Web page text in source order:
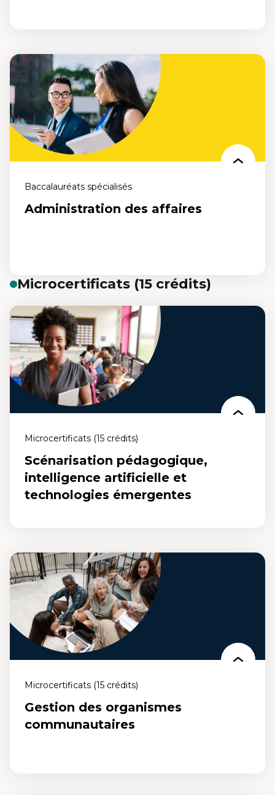
numériques
Un programme conçu pour repenser les modes de
communication. Ose repenser la communication de demain,
maintenant.
Baccalauréats spécialisés
Administration des affaires
Un programme pour repenser la gestion et favoriser une
croissance responsable et durable des entreprises. Oser repenser le
milieu des affaires de demain, maintenant.
Microcertificats (15 crédits)
Microcertificats (15 crédits)
Scénarisation pédagogique,
intelligence artificielle et
technologies émergentes
artificielle et technologies émergentes
Un microcertificat de 15 crédits qui vous permet d'enseigner en salle
de classe ou de former en entreprise en tant que leader dans la
conception d'expériences pédagogiques à l'ère numérique.
Microcertificats (15 crédits)
Gestion des organismes
communautaires